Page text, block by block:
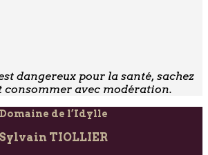
dangereux pour la santé, sachez
consommer avec modération.
Domaine de l’Idylle
Sylvain TIOLLIER